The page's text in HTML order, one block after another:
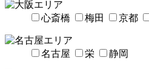
心斎橋 梅田 京都
名古屋 栄 静岡